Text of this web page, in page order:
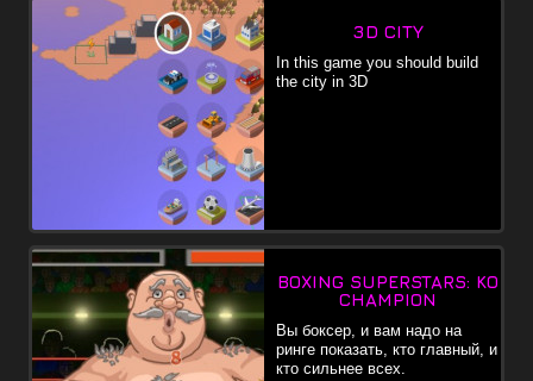
3D CITY
In this game you should build
the city in 3D
BOXING SUPERSTARS: KO
CHAMPION
Вы боксер, и вам надо на
ринге показать, кто главный, и
кто сильнее всех.